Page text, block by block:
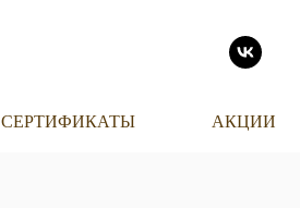
СЕРТИФИКАТЫ АКЦИИ